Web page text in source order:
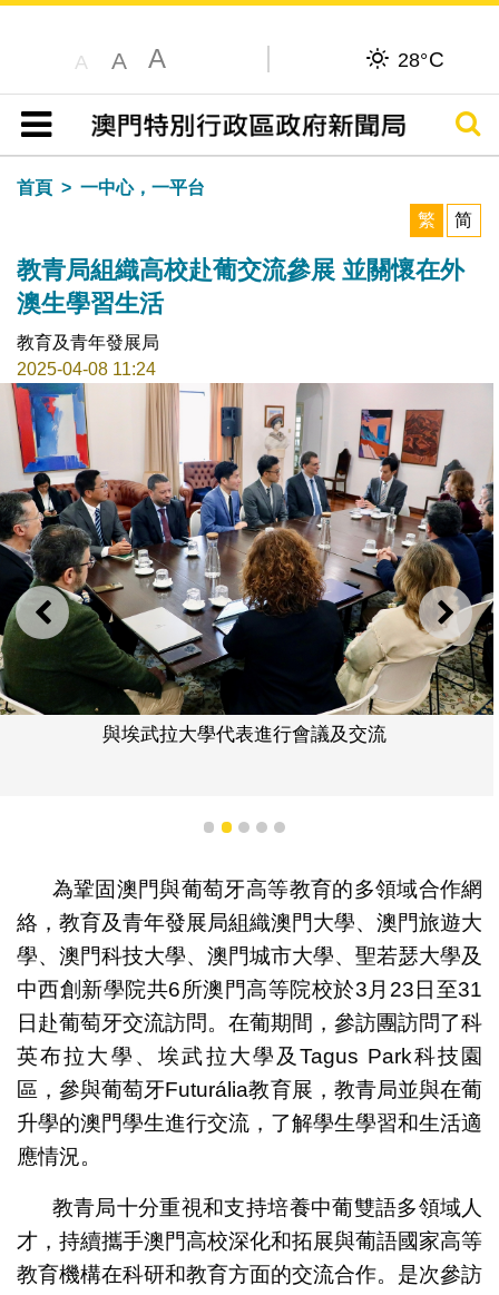
A A A 28°C
目錄
搜尋
首頁
一中心，一平台
繁
简
教青局組織高校赴葡交流參展 並關懷在外
澳生學習生活
教育及青年發展局
2025-04-08 11:24
上一則 下一
與埃武拉大學代表進行會議及交流
1 2 3 4 5
為鞏固澳門與葡萄牙高等教育的多領域合作網
絡，教育及青年發展局組織澳門大學、澳門旅遊大
學、澳門科技大學、澳門城市大學、聖若瑟大學及
中西創新學院共6所澳門高等院校於3月23日至31
日赴葡萄牙交流訪問。在葡期間，參訪團訪問了科
英布拉大學、埃武拉大學及Tagus Park科技園
區，參與葡萄牙Futurália教育展，教青局並與在葡
升學的澳門學生進行交流，了解學生學習和生活適
應情況。
教青局十分重視和支持培養中葡雙語多領域人
才，持續攜手澳門高校深化和拓展與葡語國家高等
教育機構在科研和教育方面的交流合作。是次參訪